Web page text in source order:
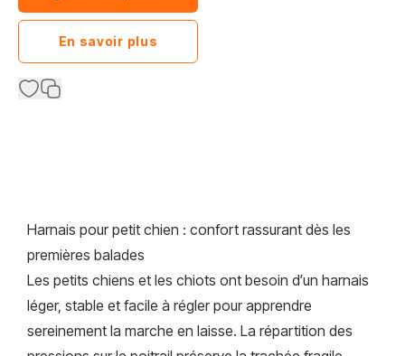
En savoir plus
Harnais pour petit chien : confort rassurant dès les
premières balades
Les petits chiens et les chiots ont besoin d’un harnais
léger, stable et facile à régler pour apprendre
sereinement la marche en laisse. La répartition des